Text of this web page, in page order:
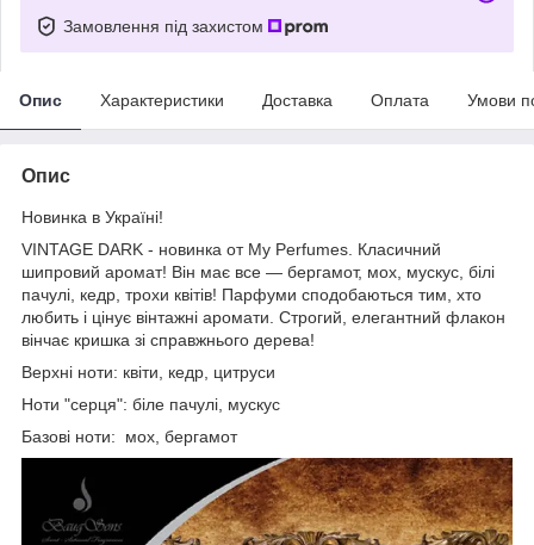
Замовлення під захистом
Опис Характеристики Доставка Оплата Умови
Опис
Новинка в Україні!
VINTAGE DARK - новинка от My Perfumes. Класичний
шипровий аромат! Він має все — бергамот, мох, мускус, білі
пачулі, кедр, трохи квітів! Парфуми сподобаються тим, хто
любить і цінує вінтажні аромати. Строгий, елегантний флакон
вінчає кришка зі справжнього дерева!
Верхні ноти: квіти, кедр, цитруси
Ноти "серця": біле пачулі, мускус
Базові ноти: мох, бергамот